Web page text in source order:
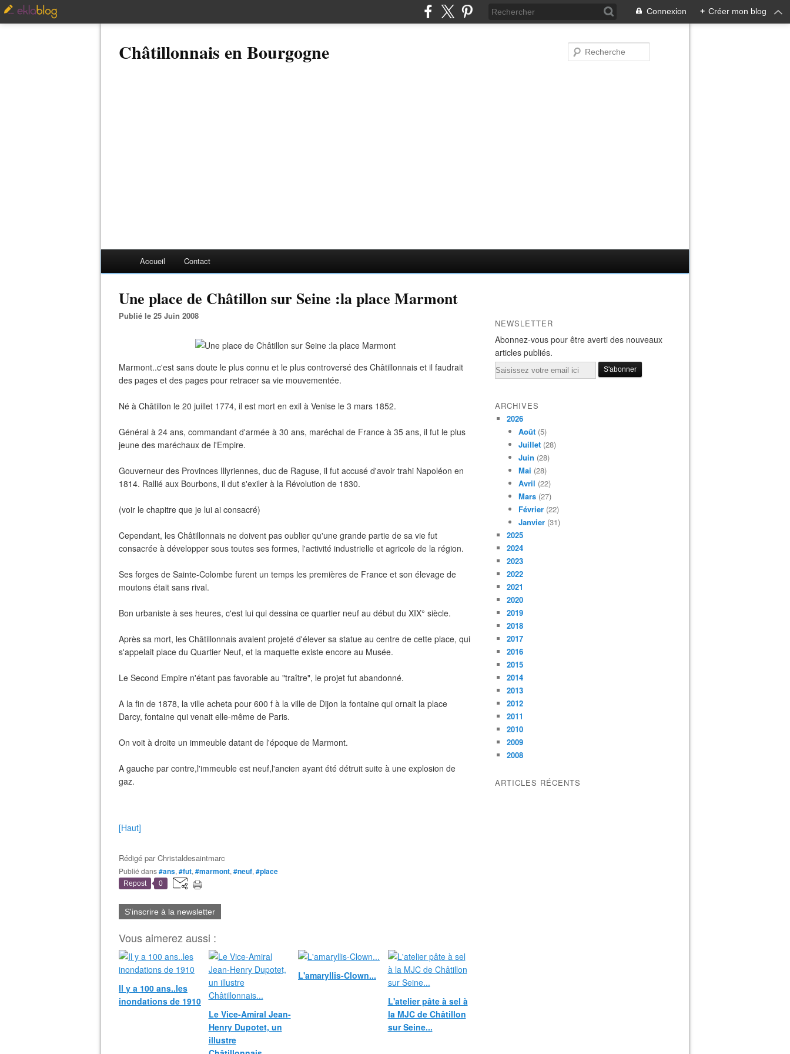
Connexion + Créer mon blog
Châtillonnais en Bourgogne
Accueil Contact
Une place de Châtillon sur Seine :la place Marmont
Publié le 25 Juin 2008
Marmont..c'est sans doute le plus connu et le plus controversé des Châtillonnais et il faudrait
des pages et des pages pour retracer sa vie mouvementée.
Né à Châtillon le 20 juillet 1774, il est mort en exil à Venise le 3 mars 1852.
Général à 24 ans, commandant d'armée à 30 ans, maréchal de France à 35 ans, il fut le plus
jeune des maréchaux de l'Empire.
Gouverneur des Provinces Illyriennes, duc de Raguse, il fut accusé d'avoir trahi Napoléon en
1814. Rallié aux Bourbons, il dut s'exiler à la Révolution de 1830.
(voir le chapitre que je lui ai consacré)
Cependant, les Châtillonnais ne doivent pas oublier qu'une grande partie de sa vie fut
consacrée à développer sous toutes ses formes, l'activité industrielle et agricole de la région.
Ses forges de Sainte-Colombe furent un temps les premières de France et son élevage de
moutons était sans rival.
Bon urbaniste à ses heures, c'est lui qui dessina ce quartier neuf au début du XIX° siècle.
Après sa mort, les Châtillonnais avaient projeté d'élever sa statue au centre de cette place, qui
s'appelait place du Quartier Neuf, et la maquette existe encore au Musée.
Le Second Empire n'étant pas favorable au "traître", le projet fut abandonné.
A la fin de 1878, la ville acheta pour 600 f à la ville de Dijon la fontaine qui ornait la place
Darcy, fontaine qui venait elle-même de Paris.
On voit à droite un immeuble datant de l'époque de Marmont.
A gauche par contre,l'immeuble est neuf,l'ancien ayant été détruit suite à une explosion de
gaz.
[Haut]
Rédigé parChristaldesaintmarc
Publié dans#ans, #fut, #marmont, #neuf, #place
Repost 0
S'inscrire à la newsletter
Vous aimerez aussi :
Il y a 100 ans..les
inondations de 1910
Le Vice-Amiral Jean-
Henry Dupotet, un
illustre
L'amaryllis-Clown...
L'atelier pâte à sel à
la MJC de Châtillon
sur Seine...
NEWSLETTER
Abonnez-vous pour être averti des nouveaux
articles publiés.
Email
ARCHIVES
2026
Août (5)
Juillet (28)
Juin (28)
Mai (28)
Avril (22)
Mars (27)
Février (22)
Janvier (31)
2025
2024
2023
2022
2021
2020
2019
2018
2017
2016
2015
2014
2013
2012
2011
2010
2009
2008
ARTICLES RÉCENTS